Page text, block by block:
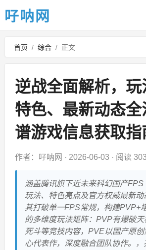
吇呐网
首页 / 综合 / 正文
逆战全面解析，
特色、最新动态
谱游戏信息获取指
作者：吇呐网 · 2026-06-03 · 阅读 303
涵盖腾讯旗下近未来科幻国产
玩法、特色亮点及官方权威最新动
其打破单一FPS常规，构建PVP+
的多维度玩法矩阵：PVP有爆破天
死斗等竞技内容，PVE以国产原
心代表作，深度融合团队协作。